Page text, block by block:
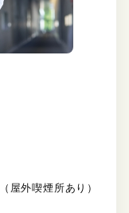
屋外喫煙所あり）